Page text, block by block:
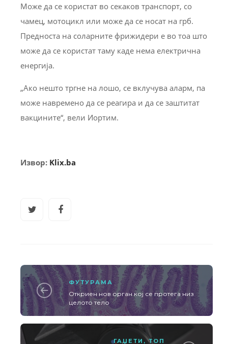
Може да се користат во секаков транспорт, со
чамец, мотоцикл или може да се носат на грб.
Предноста на соларните фрижидери е во тоа што
може да се користат таму каде нема електрична
енергија.
„Ако нешто тргне на лошо, се вклучува аларм, па
може навремено да се реагира и да се заштитат
вакцините“, вели Иортим.
Извор: Klix.ba
ФУТУРАМА
Откриен нов орган кој се протега низ
целото тело
ГАЏЕТИ ,ТОП